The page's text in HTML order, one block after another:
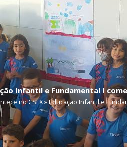
Infantil e Fundamental I
no CSFX»Educação Infantil e